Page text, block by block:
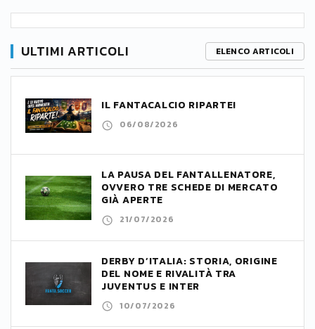
ULTIMI ARTICOLI ELENCO ARTICOLI
IL FANTACALCIO RIPARTE!
06/08/2026
LA PAUSA DEL FANTALLENATORE,
OVVERO TRE SCHEDE DI MERCATO
GIÀ APERTE
21/07/2026
DERBY D’ITALIA: STORIA, ORIGINE
DEL NOME E RIVALITÀ TRA
JUVENTUS E INTER
10/07/2026